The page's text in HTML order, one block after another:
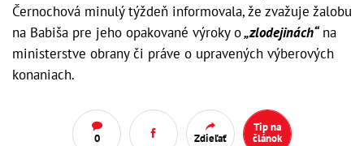
Černochová minulý týždeň informovala, že zvažuje žalobu
na Babiša pre jeho opakované výroky o„zlodejinách“na
ministerstve obrany či práve o upravených výberových
konaniach.
0 Zdieľať
Tip na
článok